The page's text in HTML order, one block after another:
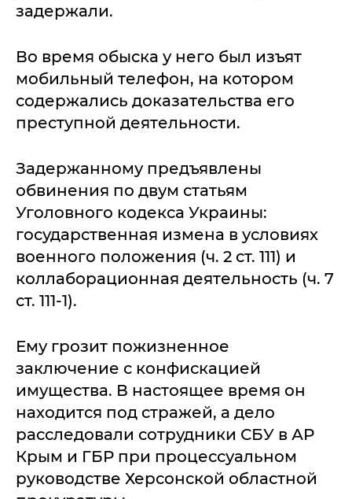
задержали.
Во время обыска у него был изъят
мобильный телефон, на котором
содержались доказательства его
преступной деятельности.
Задержанному предъявлены
обвинения по двум статьям
Уголовного кодекса Украины:
государственная измена в условиях
военного положения (ч. 2 ст. 111) и
коллаборационная деятельность (ч. 7
ст. 111-1).
Ему грозит пожизненное
заключение с конфискацией
имущества. В настоящее время он
находится под стражей, а дело
расследовали сотрудники СБУ в АР
Крым и ГБР при процессуальном
руководстве Херсонской областной